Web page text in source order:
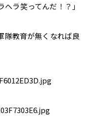
ラ笑ってんだ！？」
隊教育が無くなれば良